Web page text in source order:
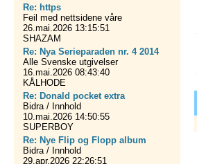
Re: https
Feil med nettsidene våre
26.mai.2026 13:15:51
SHAZAM
Re: Nya Serieparaden nr. 4 2014
Alle Svenske utgivelser
16.mai.2026 08:43:40
KÅLHODE
Re: Donald pocket extra
Bidra / Innhold
10.mai.2026 14:50:55
SUPERBOY
Re: Nye Flip og Flopp album
Bidra / Innhold
29.apr.2026 22:26:51